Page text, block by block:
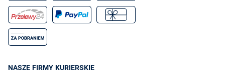
NASZE FIRMY KURIERSKIE